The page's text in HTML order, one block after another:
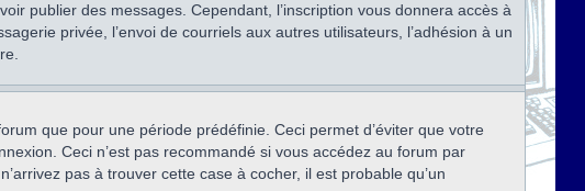
publier des messages. Cependant, l’inscription vous donnera accès à
privée, l’envoi de courriels aux autres utilisateurs, l’adhésion à un
que pour une période prédéfinie. Ceci permet d’éviter que votre
Ceci n’est pas recommandé si vous accédez au forum par
pas à trouver cette case à cocher, il est probable qu’un